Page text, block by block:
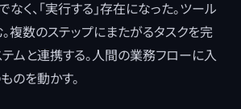
なく、「実行する」存在になった。ツール
複数のステップにまたがるタスクを完
ムと連携する。人間の業務フローに入
のを動かす。